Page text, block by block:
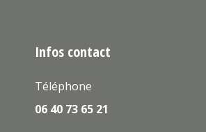
Infos contact
Téléphone
06 40 73 65 21